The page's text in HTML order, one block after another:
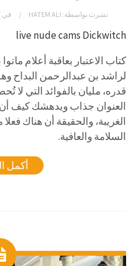
نشرت بواسطة: HATEM ALI في
live nude cams Dickwitch
كتاب الاعتبار بعاقبة أعلام
لراشد بن عبدالرحمن البداح
قدره، مليان بالفوائد التي
العنوان جذاب ويدهشك كيف أن
الغريبة، والحقيقة أن هناك
السلامة والعافية.
أكمل